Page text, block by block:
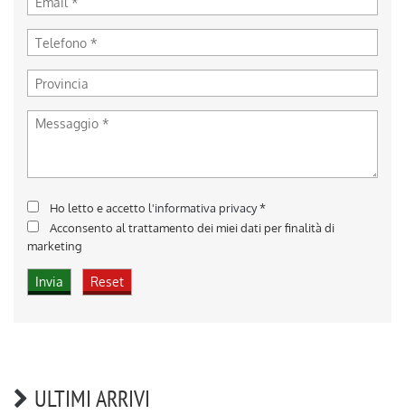
Ho letto e accetto l'informativa privacy*
Acconsento al trattamento dei miei dati per finalità di
marketing
ULTIMI ARRIVI